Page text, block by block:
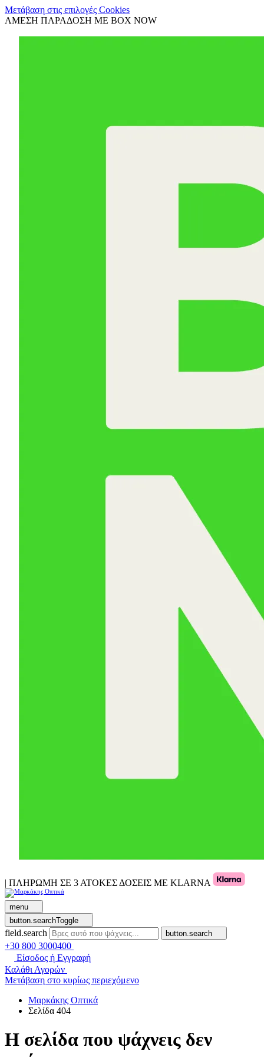
Μετάβαση στις επιλογές Cookies
ΑΜΕΣΗ ΠΑΡΑΔΟΣΗ ΜΕ BOX NOW
| ΠΛΗΡΩΜΗ ΣΕ 3 ΑΤΟΚΕΣ ΔΟΣΕΙΣ ΜΕ KLARNA
menu
button.searchToggle
field.search button.search
+30 800 3000400
Είσοδος ή Εγγραφή
Καλάθι Αγορών
Μετάβαση στο κυρίως περιεχόμενο
Μαρκάκης Οπτικά
Σελίδα 404
Η σελίδα που ψάχνεις δεν